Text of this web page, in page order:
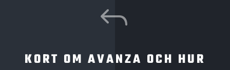
J
KORT OM AVANZA OCH HUR